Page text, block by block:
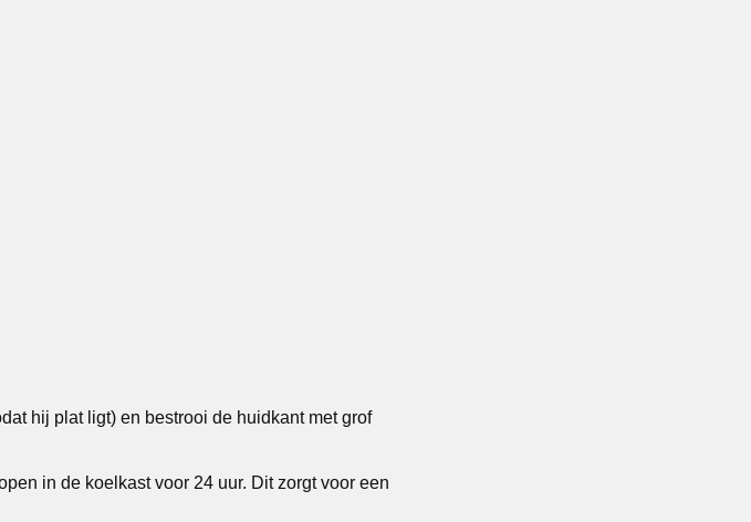
hij plat ligt) en bestrooi de huidkant met grof
in de koelkast voor 24 uur. Dit zorgt voor een